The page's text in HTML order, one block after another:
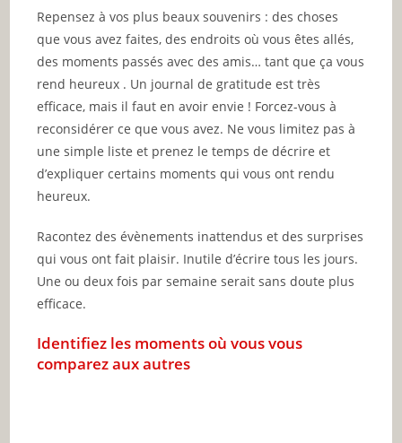
Repensez à vos plus beaux souvenirs : des choses
que vous avez faites, des endroits où vous êtes allés,
des moments passés avec des amis… tant que ça vous
rend heureux . Un journal de gratitude est très
efficace, mais il faut en avoir envie ! Forcez-vous à
reconsidérer ce que vous avez. Ne vous limitez pas à
une simple liste et prenez le temps de décrire et
d’expliquer certains moments qui vous ont rendu
heureux.
Racontez des évènements inattendus et des surprises
qui vous ont fait plaisir. Inutile d’écrire tous les jours.
Une ou deux fois par semaine serait sans doute plus
efficace.
Identifiez les moments où vous vous
comparez aux autres